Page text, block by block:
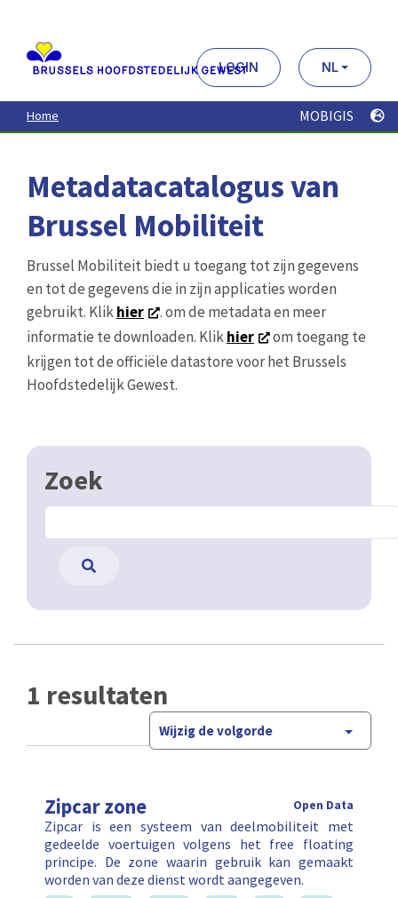
contenu
principal
LOGIN NL
Home MOBIGIS
Metadatacatalogus van
Brussel Mobiliteit
Brussel Mobiliteit biedt u toegang tot zijn gegevens
en tot de gegevens die in zijn applicaties worden
gebruikt. Klikhier
. om de metadata en meer
informatie te downloaden. Klikhier
om toegang te
krijgen tot de officiële datastore voor het Brussels
Hoofdstedelijk Gewest.
Zoek
1 resultaten
Wijzig de volgorde
Zipcar zone Open Data
Zipcar is een systeem van deelmobiliteit met
gedeelde voertuigen volgens het free floating
principe. De zone waarin gebruik kan gemaakt
worden van deze dienst wordt aangegeven.